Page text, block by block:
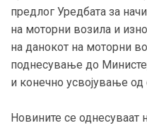
предлог Уредбата за
на моторни возила и
на данокот на моторни
поднесување до
и конечно усвојување
Новините се однесуваат